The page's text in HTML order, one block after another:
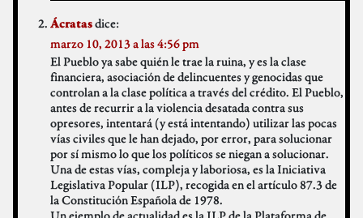
Ácratasdice:
marzo 10, 2013 a las 4:56 pm
El Pueblo ya sabe quién le trae la ruina, y es la clase
financiera, asociación de delincuentes y genocidas que
controlan a la clase política a través del crédito. El Pueblo,
antes de recurrir a la violencia desatada contra sus
opresores, intentará (y está intentando) utilizar las pocas
vías civiles que le han dejado, por error, para solucionar
por sí mismo lo que los políticos se niegan a solucionar.
Una de estas vías, compleja y laboriosa, es la Iniciativa
Legislativa Popular (ILP), recogida en el artículo 87.3 de
la Constitución Española de 1978.